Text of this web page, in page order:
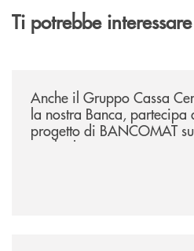
Ti potrebbe
Anche il Gruppo Cassa
la nostra Banca, partecipa
progetto di BANCOMAT
e sul relativo ecosistema